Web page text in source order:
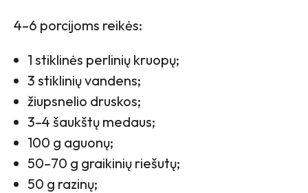
4–6 porcijoms reikės:
1 stiklinės perlinių kruopų;
3 stiklinių vandens;
žiupsnelio druskos;
3–4 šaukštų medaus;
100 g aguonų;
50–70 g graikinių riešutų;
50 g razinų;